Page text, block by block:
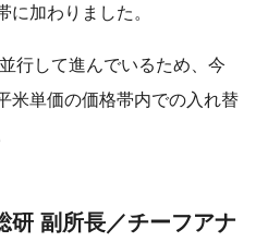
加わりました。
行して進んでいるため、今
米単価の価格帯内での入れ替
研 副所長／チーフアナ